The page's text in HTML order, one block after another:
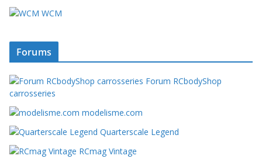
WCM
Forums
Forum RCbodyShop
carrosseries
modelisme.com
Quarterscale Legend
RCmag Vintage